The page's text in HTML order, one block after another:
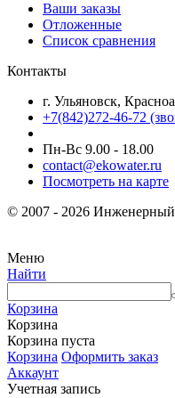
Ваши заказы
Отложенные
Список сравнения
Контакты
г. Ульяновск,
+7(842)272-46-72
Пн-Вс 9.00 - 18.00
contact@ekowater.ru
Посмотреть на карте
© 2007 - 2026
Меню
Найти
Корзина
Корзина
Корзина пуста
Корзина Оформить заказ
Аккаунт
Учетная запись